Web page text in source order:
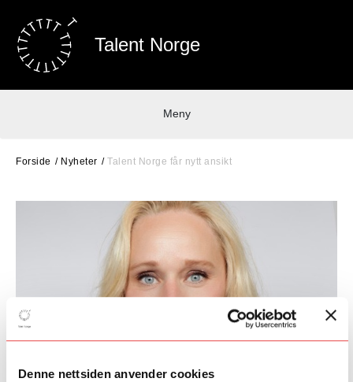
Denne nettsiden anvender cookies
Talent Norge
Meny
Forside Nyheter Talent Norge får nytt ansikt